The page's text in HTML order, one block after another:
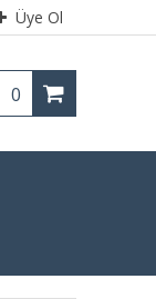
Üye Ol
0